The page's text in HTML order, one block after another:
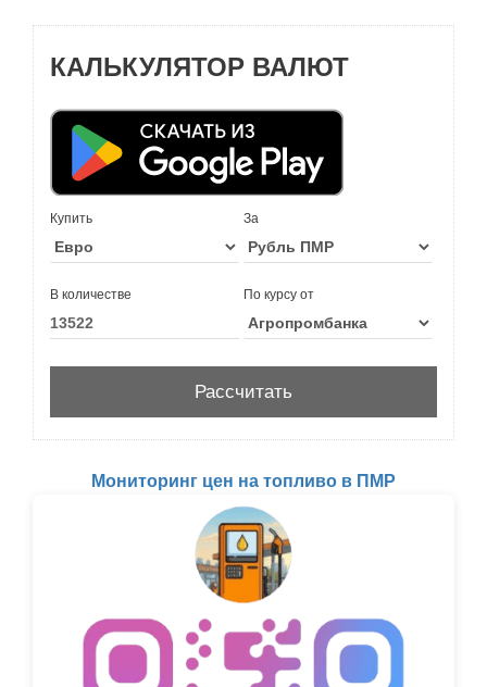
КАЛЬКУЛЯТОР ВАЛЮТ
Купить За
В количестве По курсу от
Мониторинг цен на топливо в ПМР